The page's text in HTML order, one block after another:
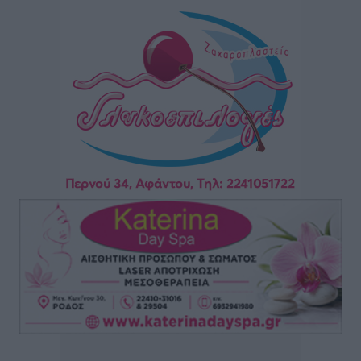
Γιάννης Παππάς: «Σημαντική ανάσα για τις
επιχειρήσεις η παράταση του “Εξοικονομώ –
Τοπικές Ειδήσεις• πριν 6 ώρες
Έκτακτη δια περιφοράς συνεδρίαση του Δημοτικού
Συμβουλίου Ρόδου αύριο
πριν 6 ώρες
Βασίλης Α. Υψηλάντης από Καστελλόριζο και Ρω: «Η
παρουσία μου στο Καστελλόριζο και τη Ρω αποτελεί
χρέος, τιμή και ανανέωση της δέσμευσής μου
απέναντι στην ακριτική Δωδεκάνησο»
Τοπικές Ειδήσεις• πριν 6 ώρες